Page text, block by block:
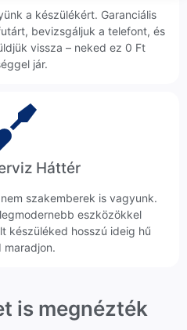
a készülékért. Garanciális
bevizsgáljuk a telefont, és
vissza – neked ez 0 Ft
jár.
Háttér
szakemberek is vagyunk.
eszközökkel
készüléked hosszú ideig hű
maradjon.
is megnézték